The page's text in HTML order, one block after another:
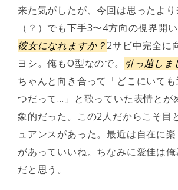
来た気がしたが、今回は思ったよ
（？）でも下手3〜4方向の視界開
彼女になれますか？2サビ中完全に
ヨシ。俺もO型なので。
引っ越しま
ちゃんと向き合って「どこにいて
つだって…」と歌っていた表情とが
象的だった。この2人だからこそ目
ュアンスがあった。最近は自在に
があっていいね。ちなみに愛佳は
だと思う。